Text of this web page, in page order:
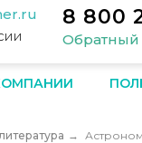
8 800
Обратный
→